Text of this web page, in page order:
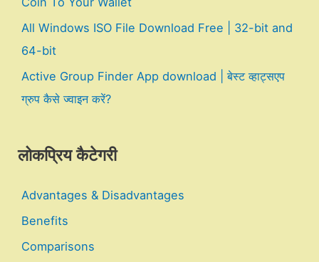
All Windows ISO File Download Free | 32-bit and
64-bit
Active Group Finder App download | बेस्ट व्हाट्सएप
ग्रुप कैसे ज्वाइन करें?
लोकप्रिय कैटेगरी
Advantages & Disadvantages
Benefits
Comparisons